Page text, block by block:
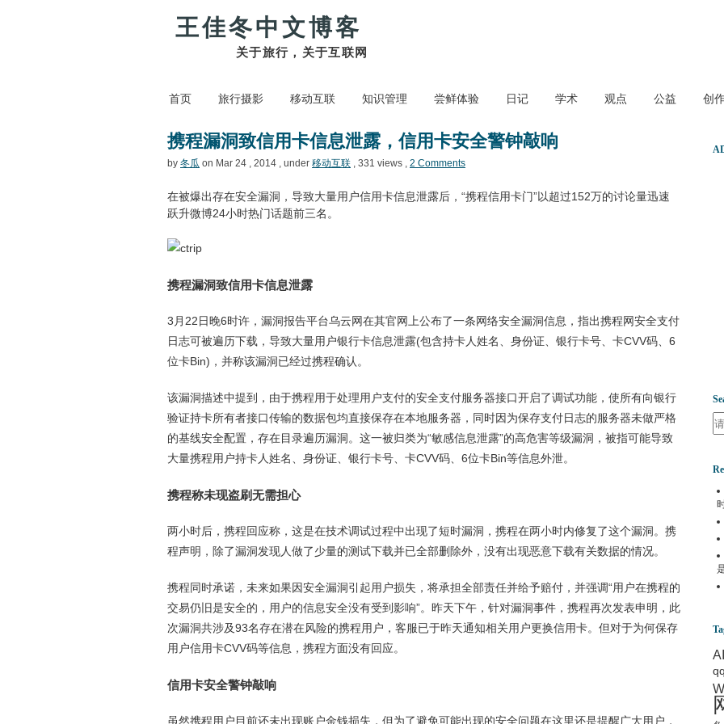
王佳冬中文博客
关于旅行，关于互联网
首页 旅行摄影 移动互联 知识管理 尝鲜体验 日记 学术 观点 公益 创
携程漏洞致信用卡信息泄露，信用卡安全警钟敲响
by 冬瓜 on Mar 24 , 2014 , under 移动互联 , 331 views , 2 Comments
在被爆出存在安全漏洞，导致大量用户信用卡信息泄露后，“携程信用卡门”以超过152万的讨论量迅速
跃升微博24小时热门话题前三名。
携程漏洞致信用卡信息泄露
3月22日晚6时许，漏洞报告平台乌云网在其官网上公布了一条网络安全漏洞信息，指出携程网安全支付
日志可被遍历下载，导致大量用户银行卡信息泄露(包含持卡人姓名、身份证、银行卡号、卡CVV码、6
位卡Bin)，并称该漏洞已经过携程确认。
该漏洞描述中提到，由于携程用于处理用户支付的安全支付服务器接口开启了调试功能，使所有向银行
验证持卡所有者接口传输的数据包均直接保存在本地服务器，同时因为保存支付日志的服务器未做严格
的基线安全配置，存在目录遍历漏洞。这一被归类为“敏感信息泄露”的高危害等级漏洞，被指可能导致
大量携程用户持卡人姓名、身份证、银行卡号、卡CVV码、6位卡Bin等信息外泄。
携程称未现盗刷无需担心
两小时后，携程回应称，这是在技术调试过程中出现了短时漏洞，携程在两小时内修复了这个漏洞。携
程声明，除了漏洞发现人做了少量的测试下载并已全部删除外，没有出现恶意下载有关数据的情况。
携程同时承诺，未来如果因安全漏洞引起用户损失，将承担全部责任并给予赔付，并强调“用户在携程的
交易仍旧是安全的，用户的信息安全没有受到影响”。昨天下午，针对漏洞事件，携程再次发表申明，此
次漏洞共涉及93名存在潜在风险的携程用户，客服已于昨天通知相关用户更换信用卡。但对于为何保存
用户信用卡CVV码等信息，携程方面没有回应。
信用卡安全警钟敲响
虽然携程用户目前还未出现账户金钱损失，但为了避免可能出现的安全问题在这里还是提醒广大用户，
AI